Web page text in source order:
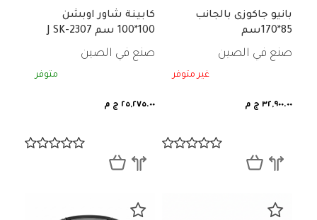
بانيو جاكوزى بالجانب
85*170سم
صنع في الصين
غير متوفر
٣٢,٩٠٠.٠٠ ج م
كابينة شاور اوبشن
100*100 سم J SK-2307
صنع في الصين
متوفر
٢٥,٢٧٥.٠٠ ج م